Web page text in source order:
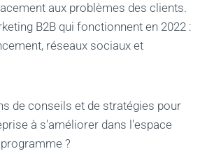
aux problèmes des clients.
B2B qui fonctionnent en 2022 :
réseaux sociaux et
de conseils et de stratégies pour
à s'améliorer dans l'espace
?